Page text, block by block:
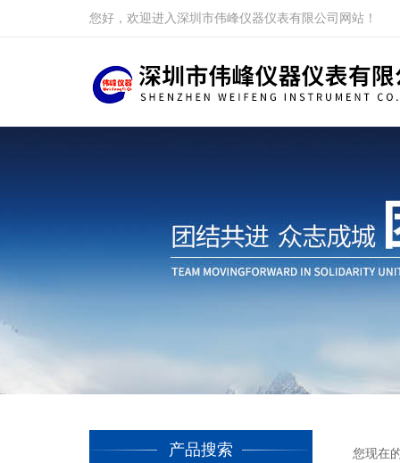
您好，欢迎进入深圳市伟峰仪器仪表有限公司网站！
产品搜索 您现在